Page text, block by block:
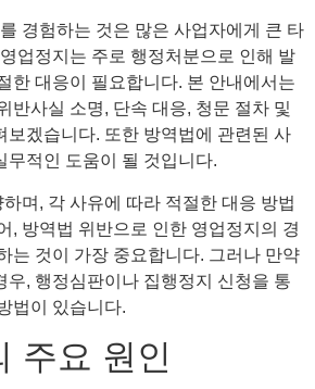
경험하는 것은 많은 사업자에게 큰 타
업정지는 주로 행정처분으로 인해 발
한 대응이 필요합니다. 본 안내에서는
반사실 소명, 단속 대응, 청문 절차 및
보겠습니다. 또한 방역법에 관련된 사
무적인 도움이 될 것입니다.
며, 각 사유에 따라 적절한 대응 방법
, 방역법 위반으로 인한 영업정지의 경
는 것이 가장 중요합니다. 그러나 만약
우, 행정심판이나 집행정지 신청을 통
법이 있습니다.
주요 원인